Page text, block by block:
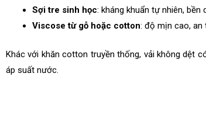
Sợi tre sinh học: kháng khuẩn tự nhiên,
Viscose từ gỗ hoặc cotton: độ mịn cao, an
Khác với khăn cotton truyền thống, vải không dệt
áp suất nước.